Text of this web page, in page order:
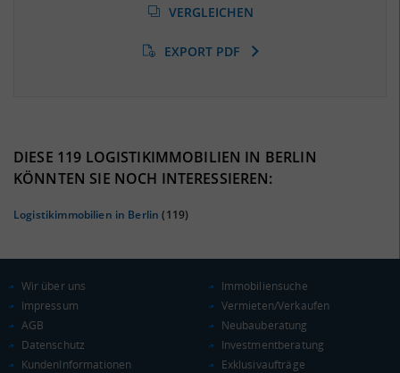
(Landkreis / Kreisfreie Stadt)
KAUFKRAFT
VERGLEICHEN
EXPORT PDF
DIESE 119 LOGISTIKIMMOBILIEN IN BERLIN
KÖNNTEN SIE NOCH INTERESSIEREN:
Logistikimmobilien in Berlin (119)
Wir über uns
Impressum
AGB
Datenschutz
KundenInformationen
Immobiliensuche
Vermieten/Verkaufen
Neubauberatung
Investmentberatung
Exklusivaufträge